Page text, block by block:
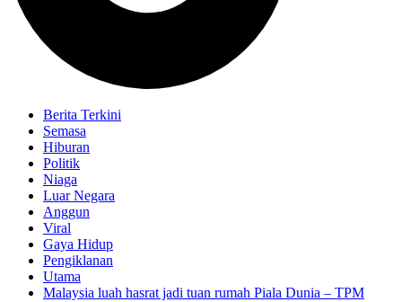
Berita Terkini
Semasa
Hiburan
Politik
Niaga
Luar Negara
Anggun
Viral
Gaya Hidup
Pengiklanan
Utama
Malaysia luah hasrat jadi tuan rumah Piala Dunia – TPM